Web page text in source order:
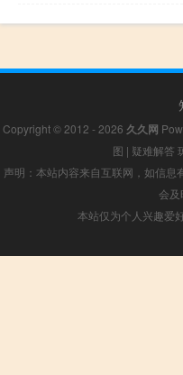
Copyright © 2012 - 2026 久久网
图 | 疑难解答
声明：本站内容来自互联网，如信
会
本站仅为个人兴趣爱